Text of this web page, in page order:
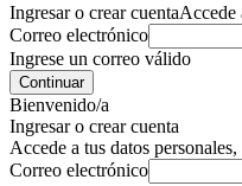
Ingresar o crear cuentaAccede
Correo electrónico
Ingrese un correo válido
Continuar
Bienvenido/a
Ingresar o crear cuenta
Accede a tus datos
Correo electrónico